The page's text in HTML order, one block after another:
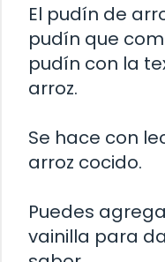
El pudín de
pudín que
pudín con la
arroz.
Se hace con
arroz cocido.
Puedes
vainilla para